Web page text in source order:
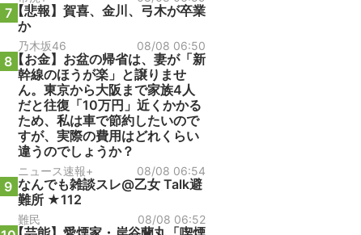
7【悲報】賀喜、金川、弓木が卒業
か
乃木坂46 08/08 06:50
8【お金】お盆の帰省は、妻が「新
幹線のほうが楽」と譲りませ
ん。東京から大阪まで家族4人
だと往復「10万円」近くかかる
ため、私は車で節約したいので
すが、実際の費用はどれくらい
違うのでしょうか？
ニュース速報+ 08/08 06:54
9 なんでも雑談スレ@乙女 Talk避
難所 ★112
難民 08/08 06:52